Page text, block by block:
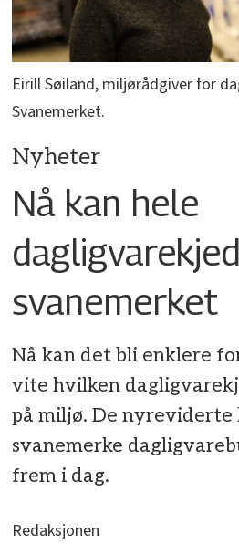
Eirill Søiland, miljørådgiver for
Svanemerket.
Nyheter
Nå kan hele
svanemerket
Nå kan det bli enklere
vite hvilken
på miljø. De nyreviderte
svanemerke
frem i dag.
Redaksjonen